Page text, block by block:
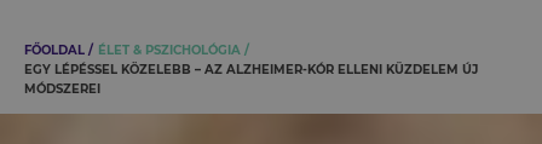
FŐOLDAL
ÉLET & PSZICHOLÓGIA
EGY LÉPÉSSEL KÖZELEBB – AZ ALZHEIMER-KÓR ELLENI KÜZDELEM ÚJ
MÓDSZEREI